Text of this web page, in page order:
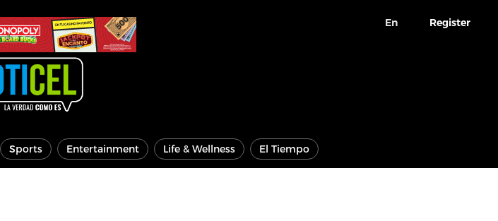
En Register
Sports Entertainment Life & Wellness El Tiempo